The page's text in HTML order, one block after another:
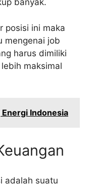
banyak.
posisi ini maka
mengenai job
harus dimiliki
maksimal
Energi Indonesia
adalah suatu